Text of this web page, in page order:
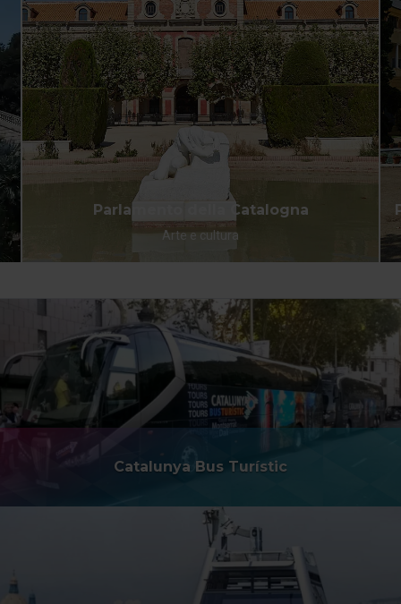
Parlamento della Catalogna
Arte e cultura
Catalunya Bus Turístic